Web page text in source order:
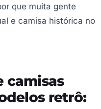
que muita gente
e camisa histórica no
camisas
retrô: